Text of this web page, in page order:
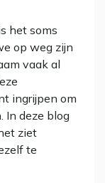
het soms
op weg zijn
vaak al
ingrijpen om
In deze blog
ziet
te